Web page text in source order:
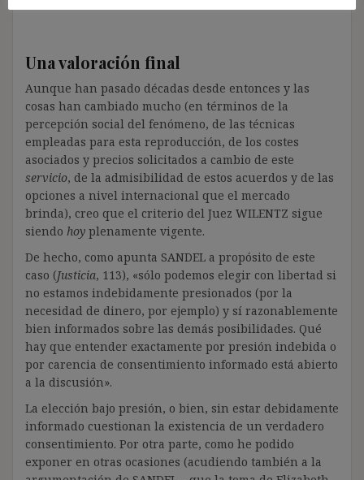
Una valoración final
Aunque han pasado décadas desde entonces y las
cosas han cambiado mucho (en términos de la
percepción social del fenómeno, de las técnicas
empleadas para esta reproducción, de los costes
asociados y precios solicitados a cambio de este
servicio, de la admisibilidad de estos acuerdos y de las
opciones a nivel internacional que el mercado
brinda), creo que el criterio del Juez WILENTZ sigue
siendo hoy plenamente vigente.
De hecho, como apunta SANDEL a propósito de este
caso (Justicia, 113), «sólo podemos elegir con libertad si
no estamos indebidamente presionados (por la
necesidad de dinero, por ejemplo) y sí razonablemente
bien informados sobre las demás posibilidades. Qué
hay que entender exactamente por presión indebida o
por carencia de consentimiento informado está abierto
a la discusión».
La elección bajo presión, o bien, sin estar debidamente
informado cuestionan la existencia de un verdadero
consentimiento. Por otra parte, como he podido
exponer en otras ocasiones (acudiendo también a la